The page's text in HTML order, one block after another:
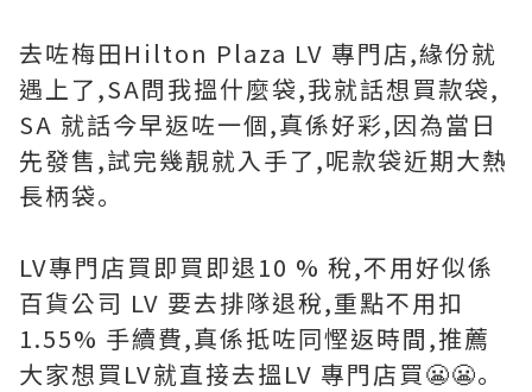
去咗梅田Hilton Plaza LV 專門店,緣份就
遇上了,SA問我搵什麼袋,我就話想買款袋,
SA 就話今早返咗一個,真係好彩,因為當日
先發售,試完幾靚就入手了,呢款袋近期大熱
長柄袋｡
LV專門店買即買即退10 % 稅,不用好似係
百貨公司 LV 要去排隊退稅,重點不用扣
1.55% 手續費,真係抵咗同慳返時間,推薦
大家想買LV就直接去搵LV 專門店買😬😬｡